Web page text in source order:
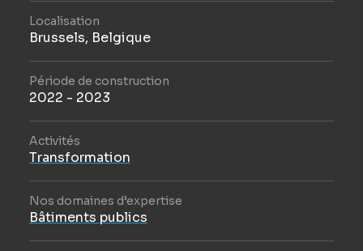
Localisation
Brussels, Belgique
Période de construction
2022 - 2023
Activités
Transformation
Nos domaines d’expertise
Bâtiments publics